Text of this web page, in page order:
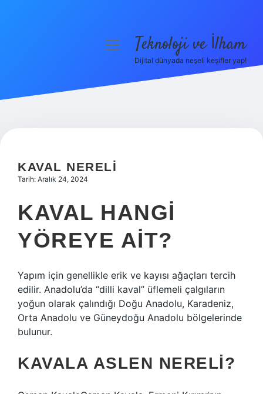
Hakkımızda
menüyüTeknoloji ve İlham
Dijital dünyada neşeli keşifler yap!
KAVAL NERELI
Tarih: Aralık 24, 2024
KAVAL HANGI
YÖREYE AIT?
Yapım için genellikle erik ve kayısı ağaçları tercih
edilir. Anadolu’da “dilli kaval” üflemeli çalgıların
yoğun olarak çalındığı Doğu Anadolu, Karadeniz,
Orta Anadolu ve Güneydoğu Anadolu bölgelerinde
bulunur.
KAVALA ASLEN NERELI?